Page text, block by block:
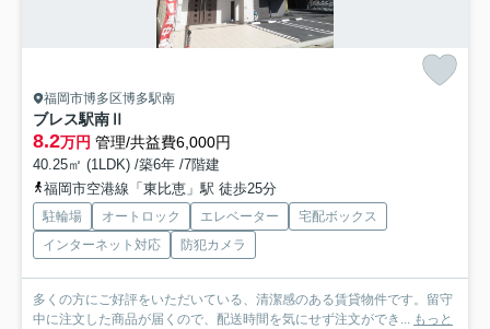
福岡市博多区博多駅南
ブレス駅南Ⅱ
8.2万円 管理/共益費6,000円
40.25㎡ (1LDK) /築6年 /7階建
福岡市空港線「東比恵」駅 徒歩25分
駐輪場 オートロック エレベーター
宅配ボックス
インターネット対応
防犯カメラ
多くの方にご好評をいただいている、清潔感のある賃貸物件です。留守
中に注文した商品が届くので、配送時間を気にせず注文ができ...
もっと